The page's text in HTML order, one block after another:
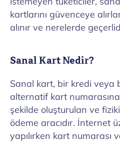
istemeyen tüketiciler,
kartlarını güvenceye
alınır ve nerelerde
Sanal Kart Nedir?
Sanal kart, bir kredi veya
alternatif kart
şekilde oluşturulan ve
ödeme aracıdır. İnternet
yapılırken kart numarası